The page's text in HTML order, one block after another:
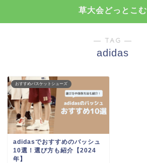
草大会どっとこむ
― TAG ―
adidas
おすすめバスケットシューズ
adidasでおすすめのバッシュ
10選！選び方も紹介【2024
年】